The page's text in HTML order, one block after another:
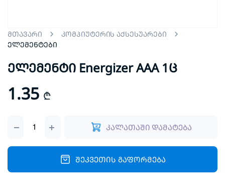
მთავარი
კომპიუტერის აქსესუარები
ელემენტები
ელემენტი Energizer AAA 1ც
1.35 ₾
Energizer
1ც
კალათაში დამატება
შეკვეთის გაფორმება